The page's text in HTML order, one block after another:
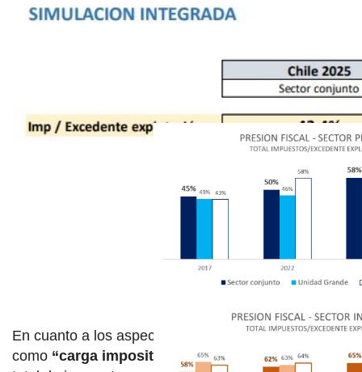
Como se puede ver en este gráfico, desde el 2017
presión fiscal para una finca subió del 45% al
57,1%, mientras que para una bodega pasó del
En cuanto a los aspectos metodológicos, se define
como “carga impositiva”
a la relación entre: el